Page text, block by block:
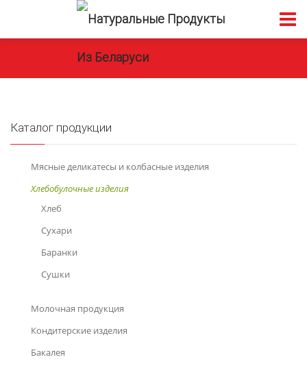
Каталог продукции
Мясные деликатесы и колбасные изделия
Хлебобулочные изделия
Хлеб
Сухари
Баранки
Сушки
Молочная продукция
Кондитерские изделия
Бакалея